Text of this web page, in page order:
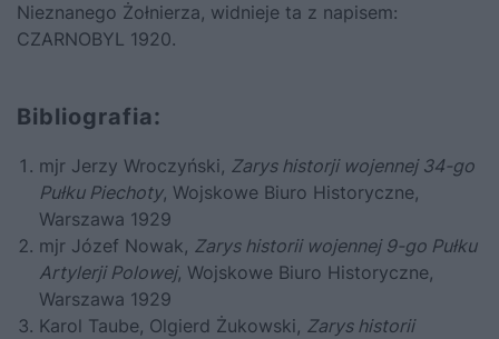
Nieznanego Żołnierza, widnieje ta z napisem:
CZARNOBYL 1920.
Bibliografia:
mjr Jerzy Wroczyński, Zarys historji wojennej 34-go
Pułku Piechoty, Wojskowe Biuro Historyczne,
Warszawa 1929
mjr Józef Nowak, Zarys historii wojennej 9-go Pułku
Artylerji Polowej, Wojskowe Biuro Historyczne,
Warszawa 1929
Karol Taube, Olgierd Żukowski, Zarys historii